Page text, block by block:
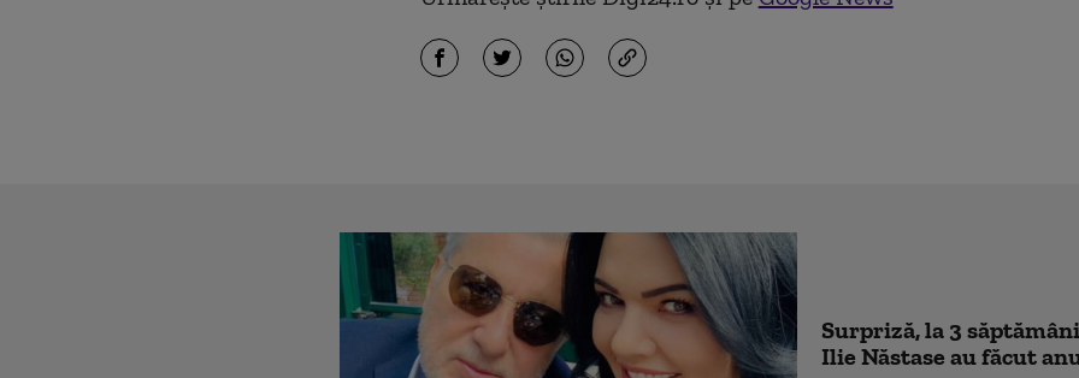
Surpriză, la 3
Ilie Năstase au făcut